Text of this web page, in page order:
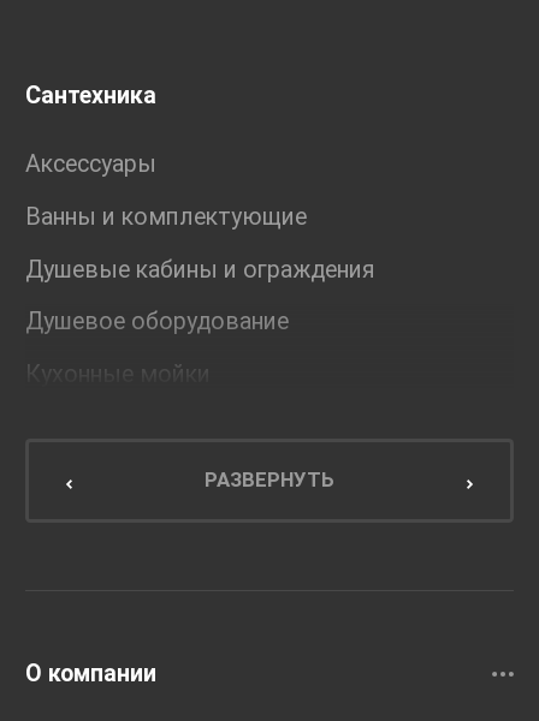
Сантехника
Аксессуары
Ванны и комплектующие
Душевые кабины и ограждения
Душевое оборудование
Кухонные мойки
Мебель для кухниРАЗВЕРНУТЬ
О компании